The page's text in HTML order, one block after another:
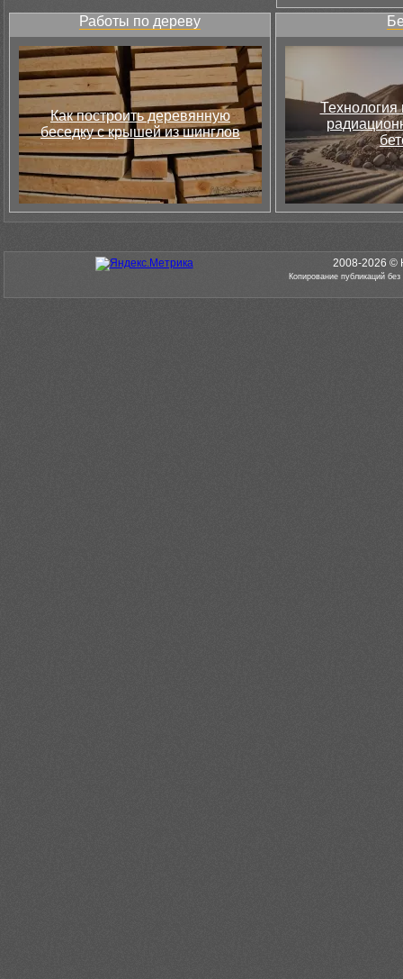
Работы по дереву
Как построить деревянную
беседку с крышей из шинглов
Технология
2008-2026 ©
Копирование публикаций